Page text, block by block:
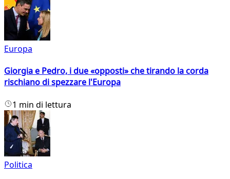
Europa
Giorgia e Pedro, i due «opposti» che tirando la corda
rischiano di spezzare l'Europa
1 min di lettura
Politica